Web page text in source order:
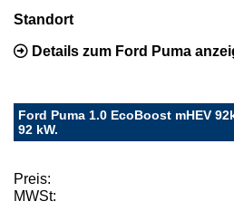
Standort
Details zum Ford Puma
Ford Puma 1.0 EcoBoost mHEV
92 kW.
Preis:
MWSt: